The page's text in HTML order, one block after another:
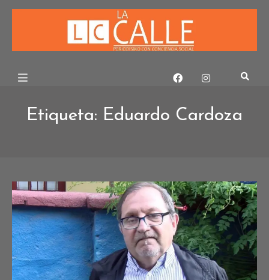
Skip
Etiqueta: Eduardo Cardoza